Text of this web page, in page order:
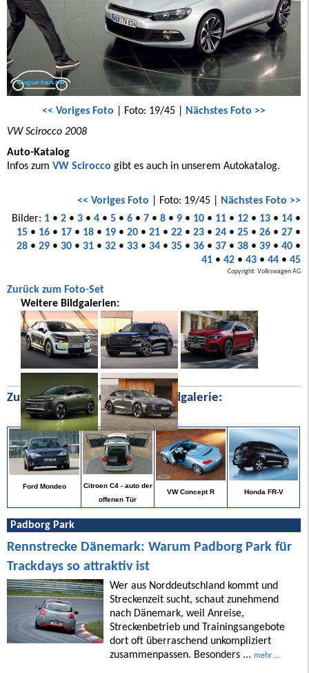
<< Voriges Foto | Foto: 19/45 | Nächstes Foto >>
VW Scirocco 2008
Auto-Katalog
Infos zum VW Scirocco gibt es auch in unserem Autokatalog.
<< Voriges Foto | Foto: 19/45 | Nächstes Foto >>
Bilder: 1• 2• 3• 4• 5• 6• 7• 8• 9• 10• 11• 12• 13• 14•
15• 16• 17• 18• 19• 20• 21• 22• 23• 24• 25• 26• 27•
28• 29• 30• 31• 32• 33• 34• 35• 36• 37• 38• 39• 40•
41• 42• 43• 44• 45
Copyright: Volkswagen AG
Zurück zum Foto-Set
Weitere Bildgalerien:
Zufällige Bilder aus unserer Bildgalerie:
Ford Mondeo
Citroen C4 - auto der
offenen Tür
VW Concept R Honda FR-V
Padborg Park
Rennstrecke Dänemark: Warum Padborg Park für
Trackdays so attraktiv ist
Wer aus Norddeutschland kommt und
Streckenzeit sucht, schaut zunehmend
nach Dänemark, weil Anreise,
Streckenbetrieb und Trainingsangebote
dort oft überraschend unkompliziert
zusammenpassen. Besonders ... mehr ...